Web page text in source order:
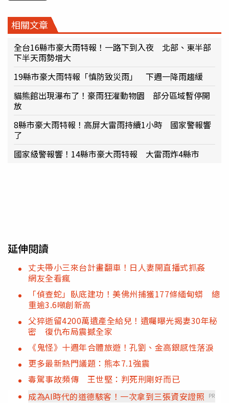
相關文章
全台16縣市豪大雨特報！一路下到入夜 北部、東半部
下半天雨勢增大
19縣市豪大雨特報「慎防致災雨」 下週一降雨趨緩
貓熊館出現瀑布了！豪雨狂灌動物園 部分區域暫停開
放
8縣市豪大雨特報！高屏大雷雨持續1小時 國家警報響
了
國家級警報響！14縣市豪大雨特報 大雷雨炸4縣市
延伸閱讀
丈夫帶小三來台計畫翻車！日人妻開直播式抓姦
網友全看瘋
「偵查蛇」臥底建功！美佛州捕獲177條緬甸蟒 總
重逾3.6噸創新高
父猝逝留4200萬遺產全給兒！遺囑曝光揭妻30年秘
密 復仇布局震撼全家
《鬼怪》十週年合體旅遊！孔劉、金高銀感性落淚
更多最新熱門議題：熊本7.1強震
毒駕事故頻傳 王世堅：判死刑剛好而已
成為AI時代的道德駭客！一次拿到三張資安證照
PR